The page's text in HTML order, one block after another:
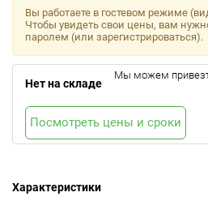
Характеристики
Вы работаете в гостевом режиме
Чтобы увидеть свои цены, вам
паролем (или зарегистрироваться).
Нет на складе
Мы можем
Посмотреть цены и сроки